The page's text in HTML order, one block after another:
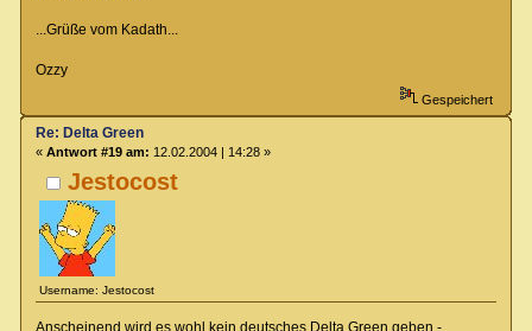
...Grüße vom Kadath...
Ozzy
Gespeichert
Jestocost
Username: Jestocost
Re: Delta Green
« Antwort #19 am: 12.02.2004 | 14:28 »
Anscheinend wird es wohl kein deutsches Delta Green geben -